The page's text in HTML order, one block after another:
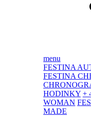
menu
FESTINA
FESTINA
HODINKY +
WOMAN
MADE